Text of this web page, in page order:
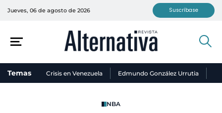
Jueves, 06 de agosto de 2026 Suscríbase
Temas Crisis en Venezuela Edmundo González Urrutia
NBA